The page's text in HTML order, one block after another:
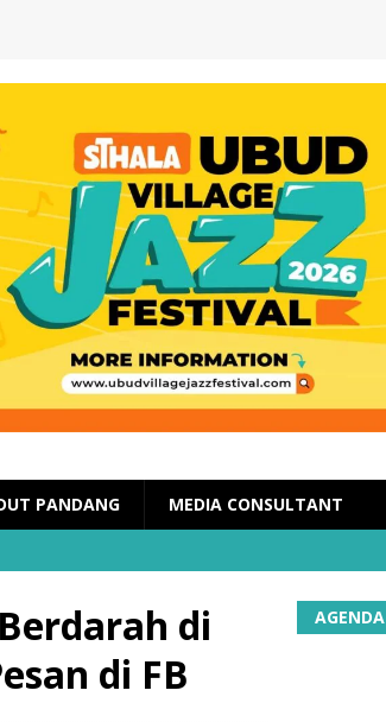
PANDANG MEDIA CONSULTANT
di
di FB
AGENDA